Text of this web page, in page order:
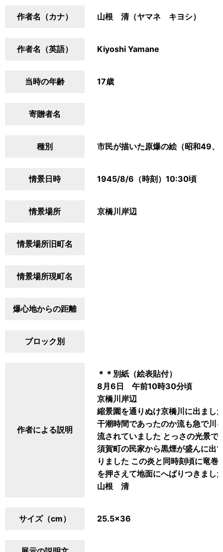
作者名（カナ） 山根 清（ヤマネ キヨシ）
作者名（英語） Kiyoshi Yamane
当時の年齢 17歳
寄贈者名
種別 市民が描いた原爆の絵（昭和49、
情景日時 1945/8/6（時刻）10:30頃
情景場所 京橋川岸辺
情景場所旧町名
情景場所現町名
爆心地からの距離
ブロック別
作者による説明
＊＊別紙（絵表貼付）
8月6日 午前10時30分頃
京橋川岸辺
縮景園を通りぬけ京橋川に出まし
干潮時間であったのか流も急で川
流されていました とっさの光景
須賀町の民家から黒煙が盛んに出
りました この炎と同時刻頃に竜
を押さえて地面にへばりつきまし
山根 清
サイズ（cm） 25.5×36